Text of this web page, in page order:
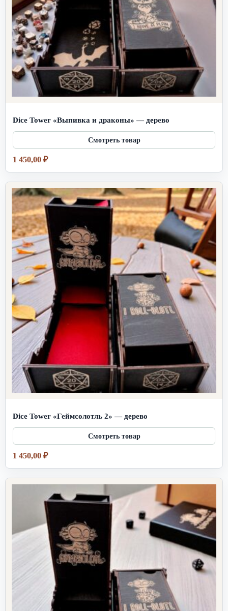
Dice Tower «Выпивка и драконы» — дерево
1 450,00 ₽
Dice Tower «Геймсолотль 2» — дерево
1 450,00 ₽